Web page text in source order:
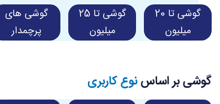
گوشی تا 20
میلیون
گوشی تا 25
میلیون
گوشی های
پرچمدار
گوشی بر اساسنوع کاربری